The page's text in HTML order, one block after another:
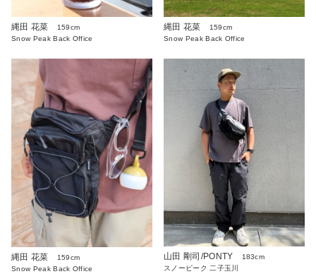
縄田 花菜
159cm
Snow Peak Back Office
縄田 花菜
159cm
Snow Peak Back Office
縄田 花菜
159cm
Snow Peak Back Office
山田 剛司/PONTY
183cm
スノーピーク 二子玉川